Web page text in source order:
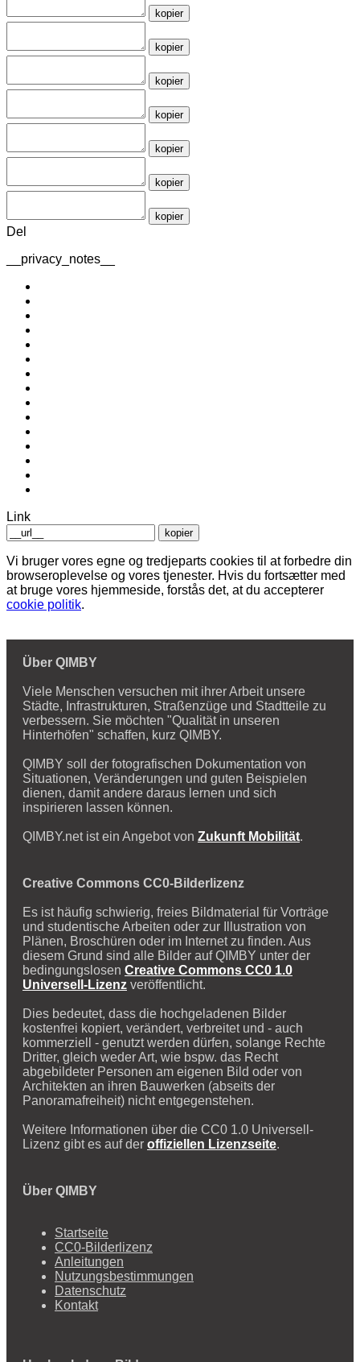
kopier
kopier
kopier
kopier
kopier
kopier
kopier
Del
__privacy_notes__
Link
kopier
Vi bruger vores egne og tredjeparts cookies til at forbedre din
browseroplevelse og vores tjenester. Hvis du fortsætter med
at bruge vores hjemmeside, forstås det, at du accepterer
cookie politik.
Über QIMBY
Viele Menschen versuchen mit ihrer Arbeit unsere
Städte, Infrastrukturen, Straßenzüge und Stadtteile zu
verbessern. Sie möchten "Qualität in unseren
Hinterhöfen" schaffen, kurz QIMBY.
QIMBY soll der fotografischen Dokumentation von
Situationen, Veränderungen und guten Beispielen
dienen, damit andere daraus lernen und sich
inspirieren lassen können.
QIMBY.net ist ein Angebot von Zukunft Mobilität.
Creative Commons CC0-Bilderlizenz
Es ist häufig schwierig, freies Bildmaterial für Vorträge
und studentische Arbeiten oder zur Illustration von
Plänen, Broschüren oder im Internet zu finden. Aus
diesem Grund sind alle Bilder auf QIMBY unter der
bedingungslosen Creative Commons CC0 1.0
Universell-Lizenz veröffentlicht.
Dies bedeutet, dass die hochgeladenen Bilder
kostenfrei kopiert, verändert, verbreitet und - auch
kommerziell - genutzt werden dürfen, solange Rechte
Dritter, gleich weder Art, wie bspw. das Recht
abgebildeter Personen am eigenen Bild oder von
Architekten an ihren Bauwerken (abseits der
Panoramafreiheit) nicht entgegenstehen.
Weitere Informationen über die CC0 1.0 Universell-
Lizenz gibt es auf der offiziellen Lizenzseite.
Über QIMBY
Startseite
CC0-Bilderlizenz
Anleitungen
Nutzungsbestimmungen
Datenschutz
Kontakt